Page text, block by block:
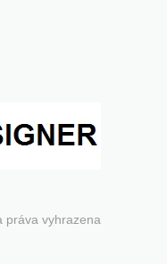
práva vyhrazena